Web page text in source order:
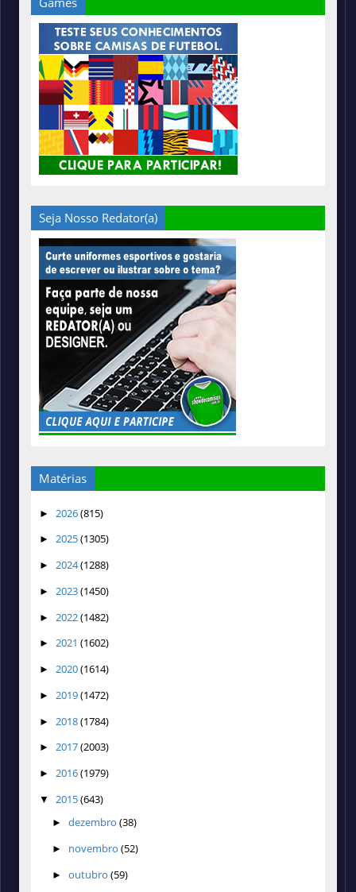
Seja Nosso Redator(a)
Matérias
► 2026(815)
► 2025(1305)
► 2024(1288)
► 2023(1450)
► 2022(1482)
► 2021 (1602)
► 2020(1614)
► 2019(1472)
► 2018(1784)
► 2017(2003)
► 2016(1979)
▼ 2015(643)
► dezembro (38)
► novembro (52)
► outubro (59)